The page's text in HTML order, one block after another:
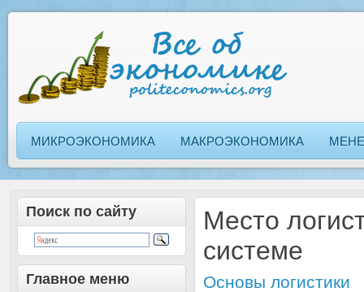
МИКРОЭКОНОМИКА МАКРОЭКОНОМИКА
Поиск по сайту
Главное меню
Место
системе
Основы логистики